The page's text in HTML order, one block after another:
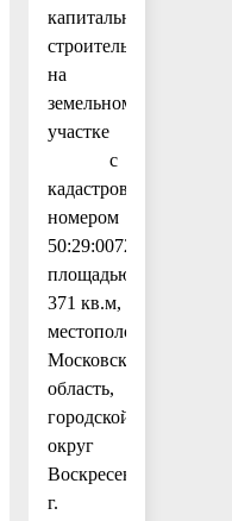
капитального
строительства
на
земельном
участке
с
кадастровым
номером
50:29:0072505:704
площадью
371 кв.м,
местоположение:
Московская
область,
городской
округ
Воскресенск,
г.